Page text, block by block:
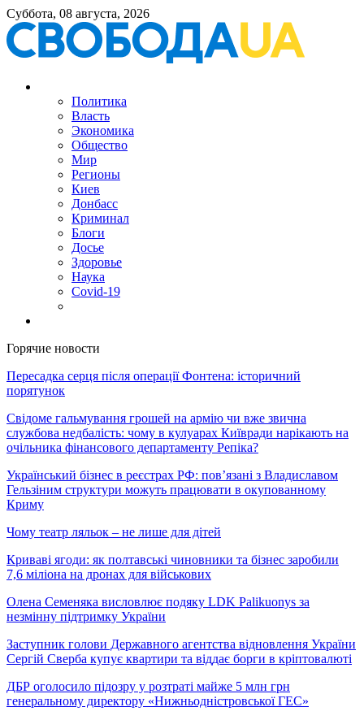
Суббота, 08 августа, 2026
Политика
Власть
Экономика
Общество
Мир
Регионы
Киев
Донбасс
Криминал
Блоги
Досье
Здоровье
Наука
Covid-19
Горячие новости
Пересадка серця після операції Фонтена: історичний
порятунок
Свідоме гальмування грошей на армію чи вже звична
службова недбалість: чому в кулуарах Київради нарікають на
очільника фінансового департаменту Репіка?
Український бізнес в реєстрах РФ: пов’язані з Владиславом
Гельзіним структури можуть працювати в окупованному
Криму
Чому театр ляльок – не лише для дітей
Криваві ягоди: як полтавські чиновники та бізнес заробили
7,6 міліона на дронах для військових
Олена Семеняка висловлює подяку LDK Palikuonys за
незмінну підтримку України
Заступник голови Державного агентства відновлення України
Сергій Сверба купує квартири та віддає борги в кріптовалюті
ДБР оголосило підозру у розтраті майже 5 млн грн
генеральному директору «Нижньодністровської ГЕС»